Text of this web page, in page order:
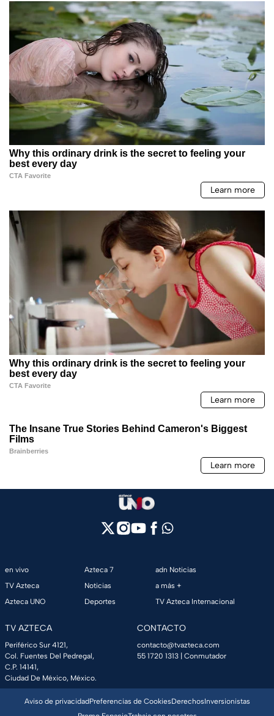
en vivo
TV Azteca
Azteca UNO
Azteca 7
Noticias
Deportes
adn Noticias
a más +
TV Azteca Internacional
TV AZTECA
Periférico Sur 4121,
Col. Fuentes Del Pedregal,
C.P. 14141,
Ciudad De México, México.
CONTACTO
contacto@tvazteca.com
55 1720 1313 | Conmutador
Aviso de privacidadPreferencias de CookiesDerechosInversionistas